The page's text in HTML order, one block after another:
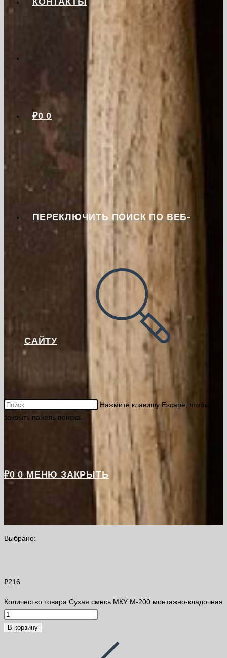
₽0 0
ПЕРЕКЛЮЧИТЬ ПОИСК ПО ВЕБ-
САЙТУ
Нажмите клавишу Escape, чтобы
закрыть панель поиска.
₽0 0 МЕНЮ ЗАКРЫТЬ
Выбрано:
₽216
Количество товара Сухая смесь МКУ М-200 монтажно-кладочная
В корзину